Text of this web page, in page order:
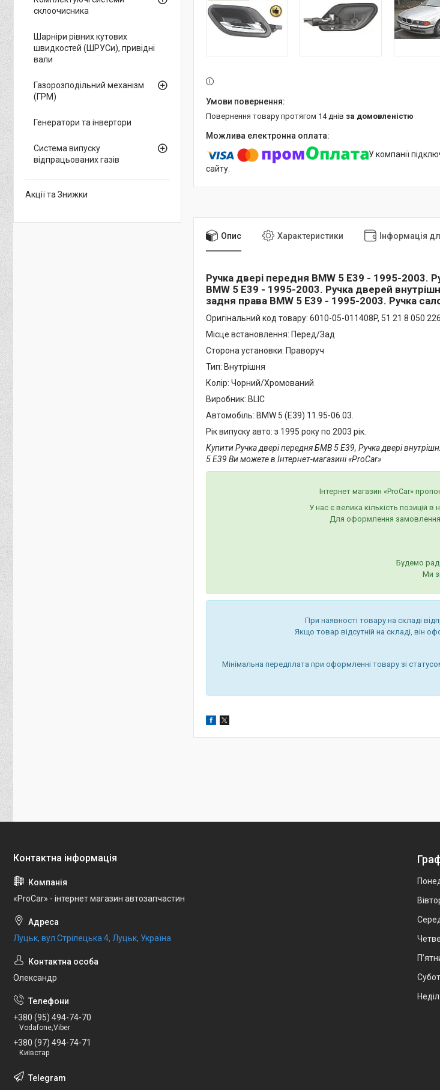
повернення товару протягом 14 днів за домовленістю
У компанії
сайту.
Опис Характеристики Інформація
Ручка двері передня BMW 5 E39 - 1995-2003.
BMW 5 E39 - 1995-2003. Ручка дверей
задня права BMW 5 E39 - 1995-2003. Ручка
Оригінальний код товару: 6010-05-011408P, 51 21 8 050 226
Місце встановлення: Перед/Зад
Сторона установки: Праворуч
Тип: Внутрішня
Колір: Чорний/Хромований
Виробник: BLIC
Автомобіль: BMW 5 (E39) 11.95-06.03.
Рік випуску авто: з 1995 року по 2003 рік.
Купити Ручка двері передня БМВ 5 Е39, Ручка двері
5 Е39 Ви можете в Інтернет-магазині «ProCar»
Інтернет магазин «ProCar»
У нас є велика кількість позицій
Для оформлення замовлення
Будемо
Ми
При наявності товару на складі
Якщо товар відсутній на складі, він
Мінімальна передплата при оформленні товару зі
склоочисника
Шарніри рівних кутових
швидкостей (ШРУСи), привідні
вали
Газорозподільний механізм
(ГРМ)
Генератори та інвертори
Система випуску
відпрацьованих газів
Акції та Знижки
«ProCar» - інтернет магазин автозапчастин
Луцьк, вул Стрілецька 4, Луцьк, Україна
Олександр
+380 (95) 494-74-70
Vodafone,Viber
+380 (97) 494-74-71
Київстар